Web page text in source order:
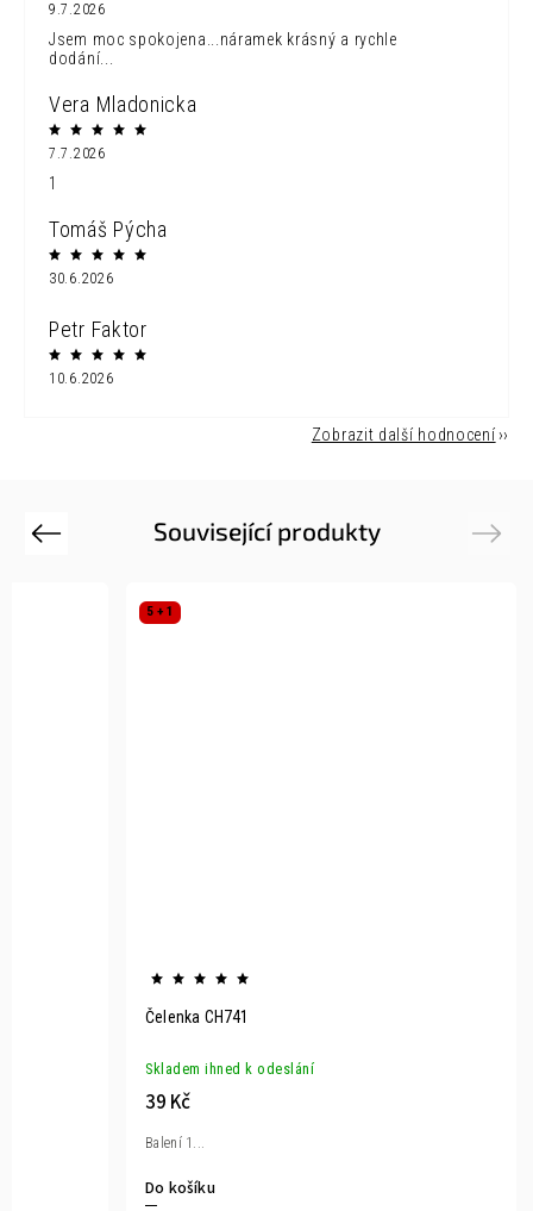
9.7.2026
Jsem moc spokojena...náramek krásný a rychle
dodání...
Vera Mladonicka
7.7.2026
1
Tomáš Pýcha
30.6.2026
Petr Faktor
10.6.2026
Zobrazit další hodnocení
Související produkty
Previous
5 + 1
Čelenka CH741
Skladem ihned k odeslání
39 Kč
Do košíku
Balení 1...
Next